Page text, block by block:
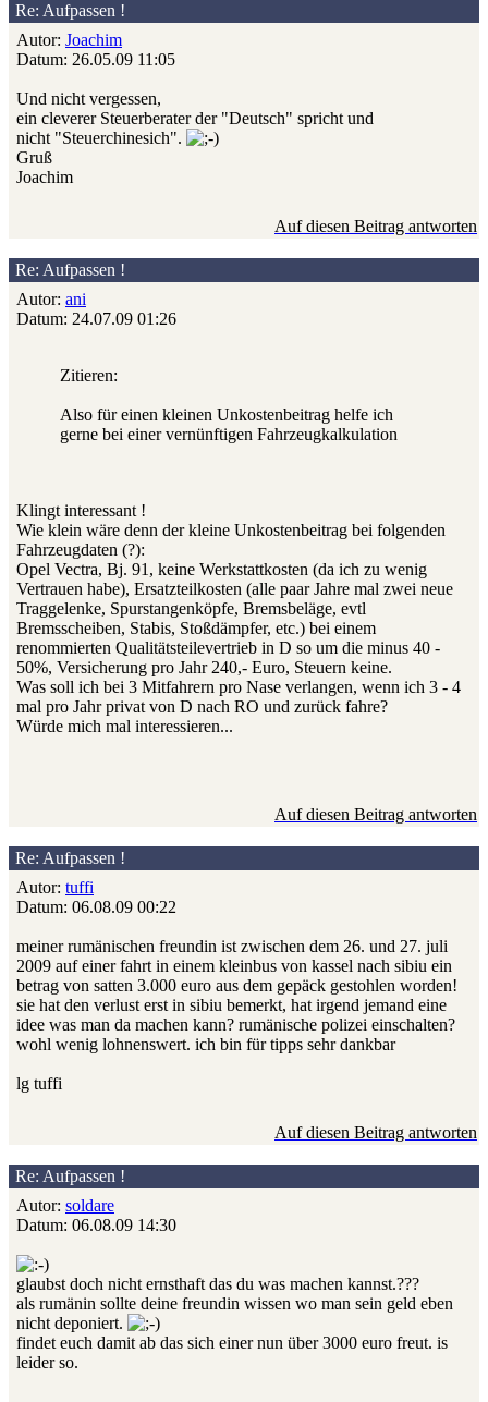
Re: Aufpassen !
Autor: Joachim
Datum: 26.05.09 11:05
Und nicht vergessen,
ein cleverer Steuerberater der "Deutsch" spricht und
nicht "Steuerchinesich".
Gruß
Joachim
Auf diesen Beitrag antworten
Re: Aufpassen !
Autor: ani
Datum: 24.07.09 01:26
Zitieren:
Also für einen kleinen Unkostenbeitrag helfe ich
gerne bei einer vernünftigen Fahrzeugkalkulation
Klingt interessant !
Wie klein wäre denn der kleine Unkostenbeitrag bei folgenden
Fahrzeugdaten (?):
Opel Vectra, Bj. 91, keine Werkstattkosten (da ich zu wenig
Vertrauen habe), Ersatzteilkosten (alle paar Jahre mal zwei neue
Traggelenke, Spurstangenköpfe, Bremsbeläge, evtl
Bremsscheiben, Stabis, Stoßdämpfer, etc.) bei einem
renommierten Qualitätsteilevertrieb in D so um die minus 40 -
50%, Versicherung pro Jahr 240,- Euro, Steuern keine.
Was soll ich bei 3 Mitfahrern pro Nase verlangen, wenn ich 3 - 4
mal pro Jahr privat von D nach RO und zurück fahre?
Würde mich mal interessieren...
Auf diesen Beitrag antworten
Re: Aufpassen !
Autor: tuffi
Datum: 06.08.09 00:22
meiner rumänischen freundin ist zwischen dem 26. und 27. juli
2009 auf einer fahrt in einem kleinbus von kassel nach sibiu ein
betrag von satten 3.000 euro aus dem gepäck gestohlen worden!
sie hat den verlust erst in sibiu bemerkt, hat irgend jemand eine
idee was man da machen kann? rumänische polizei einschalten?
wohl wenig lohnenswert. ich bin für tipps sehr dankbar
lg tuffi
Auf diesen Beitrag antworten
Re: Aufpassen !
Autor: soldare
Datum: 06.08.09 14:30
glaubst doch nicht ernsthaft das du was machen kannst.???
als rumänin sollte deine freundin wissen wo man sein geld eben
nicht deponiert.
findet euch damit ab das sich einer nun über 3000 euro freut. is
leider so.